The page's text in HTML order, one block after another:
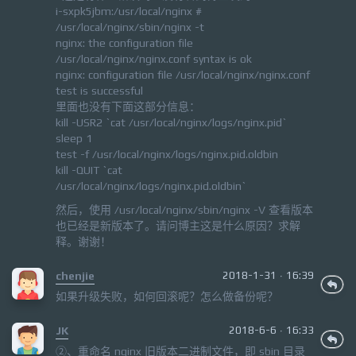
i-sxpk5jbm:/usr/local/nginx #
/usr/local/nginx/sbin/nginx -t
nginx: the configuration file
/usr/local/nginx/nginx.conf syntax is ok
nginx: configuration file /usr/local/nginx/nginx.conf
test is successful
里面也没有下面这部分信息：
kill -USR2 `cat /usr/local/nginx/logs/nginx.pid`
sleep 1
test -f /usr/local/nginx/logs/nginx.pid.oldbin
kill -QUIT `cat
/usr/local/nginx/logs/nginx.pid.oldbin`
然后，使用 /usr/local/nginx/sbin/nginx -V 查看版本
也已经是新版本了。请问博主这是什么原因？求解
释。谢谢！
chenjie 2018-1-31 · 16:39
如果升级失败，如何回滚呢？怎么做备份呢？
JK 2018-6-6 · 16:33
②、重命名 nginx 旧版本二进制文件，即 sbin 目录